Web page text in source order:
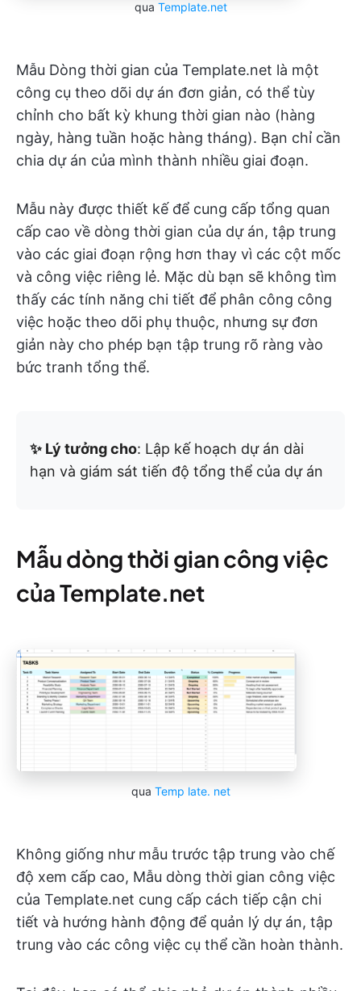
qua Template.net
Mẫu Dòng thời gian của Template.net là một
công cụ theo dõi dự án đơn giản, có thể tùy
chỉnh cho bất kỳ khung thời gian nào (hàng
ngày, hàng tuần hoặc hàng tháng). Bạn chỉ cần
chia dự án của mình thành nhiều giai đoạn.
Mẫu này được thiết kế để cung cấp tổng quan
cấp cao về dòng thời gian của dự án, tập trung
vào các giai đoạn rộng hơn thay vì các cột mốc
và công việc riêng lẻ. Mặc dù bạn sẽ không tìm
thấy các tính năng chi tiết để phân công công
việc hoặc theo dõi phụ thuộc, nhưng sự đơn
giản này cho phép bạn tập trung rõ ràng vào
bức tranh tổng thể.
✨ Lý tưởng cho: Lập kế hoạch dự án dài
hạn và giám sát tiến độ tổng thể của dự án
Mẫu dòng thời gian công việc
của Template.net
qua Temp late. net
Không giống như mẫu trước tập trung vào chế
độ xem cấp cao, Mẫu dòng thời gian công việc
của Template.net cung cấp cách tiếp cận chi
tiết và hướng hành động để quản lý dự án, tập
trung vào các công việc cụ thể cần hoàn thành.